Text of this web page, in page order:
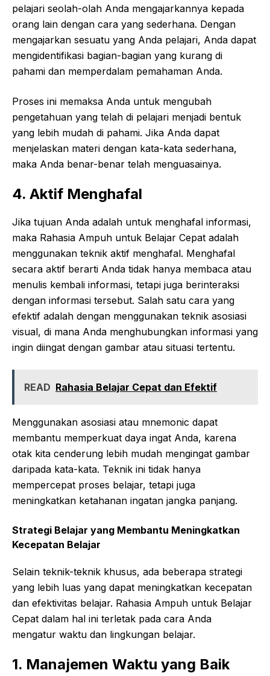
pelajari seolah-olah Anda mengajarkannya kepada
orang lain dengan cara yang sederhana. Dengan
mengajarkan sesuatu yang Anda pelajari, Anda dapat
mengidentifikasi bagian-bagian yang kurang di
pahami dan memperdalam pemahaman Anda.
Proses ini memaksa Anda untuk mengubah
pengetahuan yang telah di pelajari menjadi bentuk
yang lebih mudah di pahami. Jika Anda dapat
menjelaskan materi dengan kata-kata sederhana,
maka Anda benar-benar telah menguasainya.
4. Aktif Menghafal
Jika tujuan Anda adalah untuk menghafal informasi,
maka Rahasia Ampuh untuk Belajar Cepat adalah
menggunakan teknik aktif menghafal. Menghafal
secara aktif berarti Anda tidak hanya membaca atau
menulis kembali informasi, tetapi juga berinteraksi
dengan informasi tersebut. Salah satu cara yang
efektif adalah dengan menggunakan teknik asosiasi
visual, di mana Anda menghubungkan informasi yang
ingin diingat dengan gambar atau situasi tertentu.
READ Rahasia Belajar Cepat dan Efektif
Menggunakan asosiasi atau mnemonic dapat
membantu memperkuat daya ingat Anda, karena
otak kita cenderung lebih mudah mengingat gambar
daripada kata-kata. Teknik ini tidak hanya
mempercepat proses belajar, tetapi juga
meningkatkan ketahanan ingatan jangka panjang.
Strategi Belajar yang Membantu Meningkatkan
Kecepatan Belajar
Selain teknik-teknik khusus, ada beberapa strategi
yang lebih luas yang dapat meningkatkan kecepatan
dan efektivitas belajar. Rahasia Ampuh untuk Belajar
Cepat dalam hal ini terletak pada cara Anda
mengatur waktu dan lingkungan belajar.
1. Manajemen Waktu yang Baik